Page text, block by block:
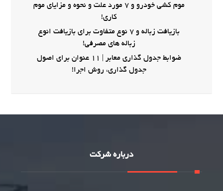
موم کشی خودرو و 7 مورد علت و نحوه و مزایای موم
کاری!
بازیافت زباله و 7 نوع متفاوت برای بازیافت انوع
زباله های مصرفی!
ضوابط جدول گذاری معابر | 11 عنوان برای اصول
جدول گذاری، روش اجرا!
درباره شرکت